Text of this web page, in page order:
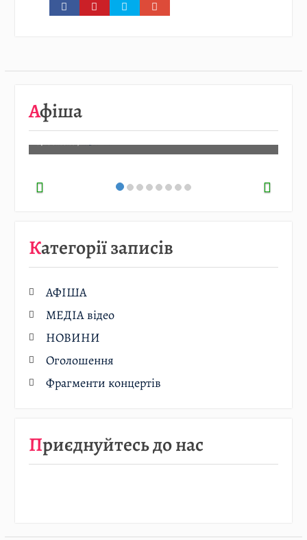
Афіша
08.08
Детальніше…
Категорії записів
АФІША
МЕДІА відео
НОВИНИ
Оголошення
Фрагменти концертів
Приєднуйтесь до нас